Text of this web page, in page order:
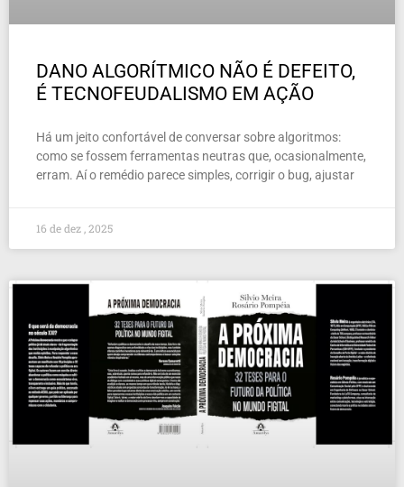
DANO ALGORÍTMICO NÃO É DEFEITO,
É TECNOFEUDALISMO EM AÇÃO
Há um jeito confortável de conversar sobre algoritmos:
como se fossem ferramentas neutras que, ocasionalmente,
erram. Aí o remédio parece simples, corrigir o bug, ajustar
16 de dez , 2025